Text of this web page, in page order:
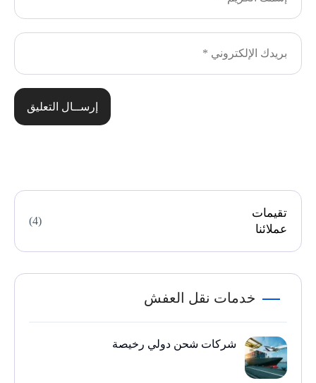
إرســال التعليق
تقيمات
عملائنا
(4)
خدمات نقل العفش
شركات شحن دولي رخيصة